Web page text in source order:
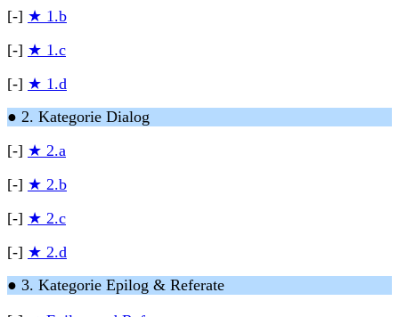
[-] ★ 1.b
[-] ★ 1.c
[-] ★ 1.d
● 2. Kategorie Dialog
[-] ★ 2.a
[-] ★ 2.b
[-] ★ 2.c
[-] ★ 2.d
● 3. Kategorie Epilog & Referate